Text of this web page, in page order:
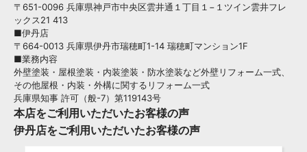
〒651-0096 兵庫県神戸市中央区雲井通１丁目１−１ツイン雲井フレ
ックス21 413
■伊丹店
〒664-0013 兵庫県伊丹市瑞穂町1-14 瑞穂町マンション1F
■業務内容
外壁塗装・屋根塗装・内装塗装・防水塗装など外壁リフォーム一式、
その他屋根・内装・外構に関するリフォーム一式
兵庫県知事 許可（般-7）第119143号
本店をご利用いただいたお客様の声
伊丹店をご利用いただいたお客様の声